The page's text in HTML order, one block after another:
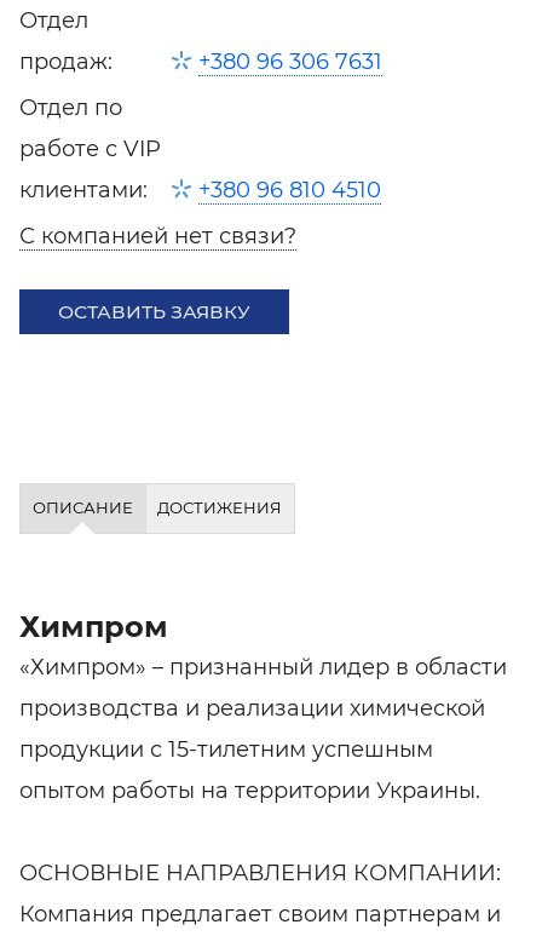
Отдел
продаж:
+380 96 306 7631
Отдел по
работе с VIP
клиентами:
+380 96 810 4510
С компанией нет связи?
ОСТАВИТЬ ЗАЯВКУ
ОПИСАНИЕ ДОСТИЖЕНИЯ
Химпром
«Химпром» – признанный лидер в области
производства и реализации химической
продукции с 15-тилетним успешным
опытом работы на территории Украины.
ОСНОВНЫЕ НАПРАВЛЕНИЯ КОМПАНИИ:
Компания предлагает своим партнерам и